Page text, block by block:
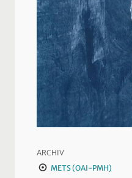
ARCHIV
METS (OAI-PMH)